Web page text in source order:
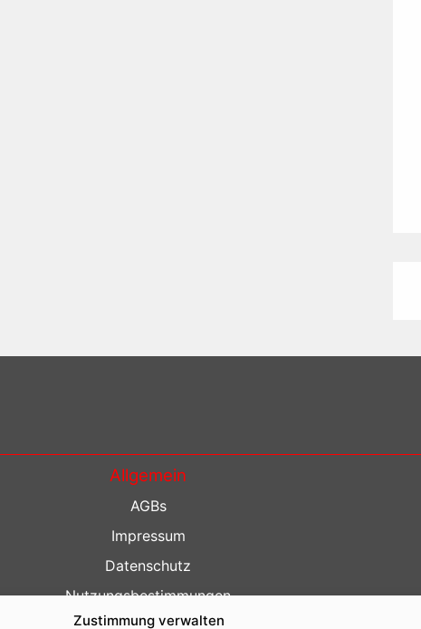
Zustimmung verwalten
Allgemein
AGBs
Impressum
Datenschutz
Nutzungsbestimmungen
Kontakt